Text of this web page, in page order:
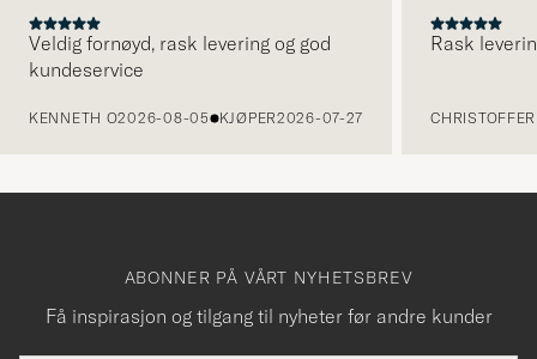
Veldig fornøyd, rask levering og god
kundeservice
KENNETH O2026-08-05 KJØPER2026-07-27
Rask
ABONNER PÅ VÅRT NYHETSBREV
Få inspirasjon og tilgang til nyheter før andre kunder